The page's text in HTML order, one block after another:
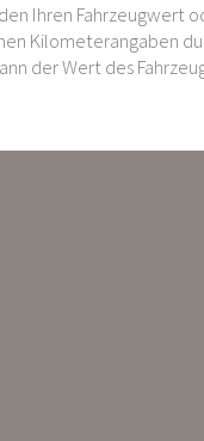
Ihren Fahrzeugwert
Kilometerangaben
der Wert des